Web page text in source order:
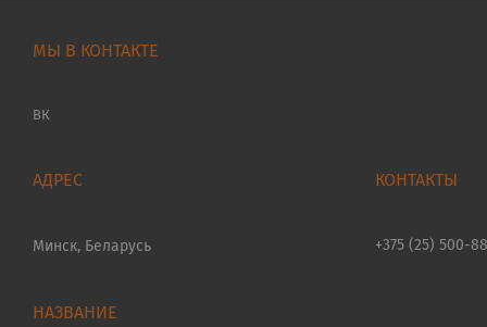
МЫ В КОНТАКТЕ
ВК
Минск, Беларусь +375 (25) 500-